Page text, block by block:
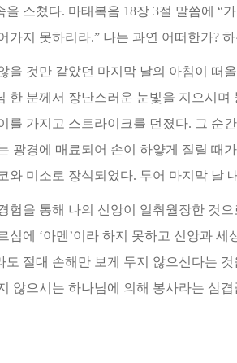
을 스쳤다. 마태복음 18장 3절 말씀에 “
가지 못하리라.” 나는 과연 어떠한가?
을 것만 같았던 마지막 날의 아침이 떠
한 분께서 장난스러운 눈빛을 지으시며
를 가지고 스트라이크를 던 졌다. 그 순
광경에 매료되어 손이 하얗게 질릴 때
와 미소로 장식되었다. 투어 마지막 날
험을 통해 나의 신앙이 일취월장한 것
심에 ‘아멘’이라 하지 못하고 신앙과 세
도 절대 손해만 보게 두지 않으신다는
않으시는 하나님에 의해 봉사라는 삼